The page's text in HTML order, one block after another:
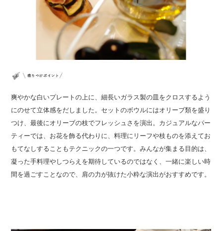
爽やかな白いプレートの上に、細長いガラス製の皿をクロスするよう
にのせて立体感をだしました。セットのボウルにはオリーブ類を盛り
つけ、最後にオリーブの枝でフレッシュさを演出。カジュアルなパー
ティーでは、お花を飾る代わりに、料理にリーフや枝ものを添えてお
もてなしすることもテクニックの一つです。みんなが集まる目的は、
凝った手料理やしつらえを期待しているのではなく、一緒に楽しい時
間を過ごすことなので、肩の力が抜けた小粋な演出がおすすめです。